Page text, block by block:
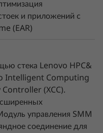
сохраняет
в ThinkSystem
которые являются
Клиенты,
и приложений с
(EAR)
стека Lenovo HPC&
Intelligent Computing
(XCC).
управления SMM
соединение для